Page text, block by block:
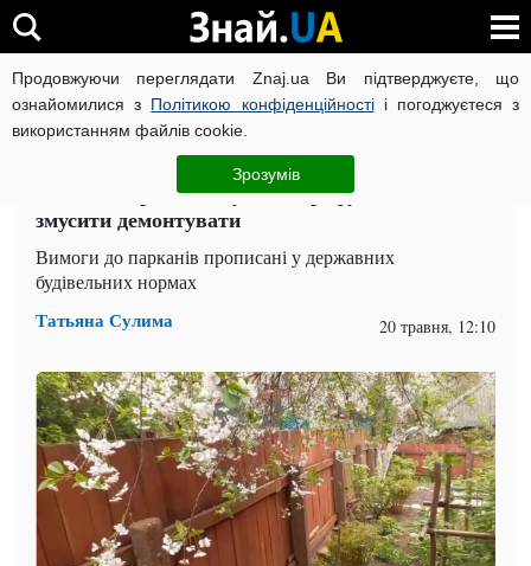
Продовжуючи переглядати Znaj.ua Ви підтверджуєте, що
ознайомилися з Політикою конфіденційностіі погоджуєтеся з
використанням файлів cookie.
Зрозумів
ВІЙНА РОСІЇ ПРОТИ УКРАЇНИ КОРОНАВІРУС В УКРАЇНІ
ЧИТАТЬ НА РУССКОМ
За який паркан можуть оштрафувати чи
змусити демонтувати
Вимоги до парканів прописані у державних
будівельних нормах
Татьяна Сулима 20 травня, 12:10